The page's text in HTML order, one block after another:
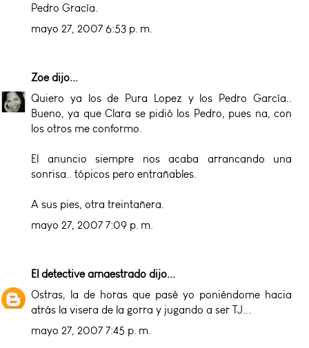
Pedro Gracía.
mayo 27, 2007 6:53 p. m.
Zoedijo...
Quiero ya los de Pura Lopez y los Pedro García..
Bueno, ya que Clara se pidió los Pedro, pues na, con
los otros me conformo.
El anuncio siempre nos acaba arrancando una
sonrisa.. tópicos pero entrañables.
A sus pies, otra treintañera.
mayo 27, 2007 7:09 p. m.
El detective amaestrado dijo...
Ostras, la de horas que pasé yo poniéndome hacia
atrás la visera de la gorra y jugando a ser TJ...
mayo 27, 2007 7:45 p. m.